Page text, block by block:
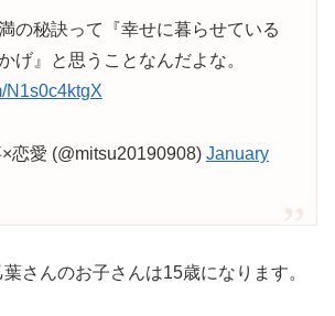
の秘訣って『幸せに暮らせている
げ』と思うことなんだよな。
N1s0c4ktgX
恋愛 (@mitsu20190908) January
さんのお子さんは15歳になります。